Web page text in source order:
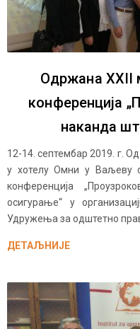
Одржана XXII
конференција
наканда
12-14. септембар 2019. г.
у хотелу Омни у Ваљеву
конференција
осигурање“ у
Удружења за одштетно
ДЕТАЉНИЈЕ